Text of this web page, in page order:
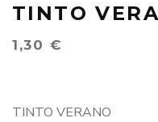
TINTO
1,30 €
TINTO VERANO